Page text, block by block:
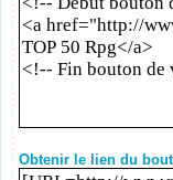
Obtenir le lien du